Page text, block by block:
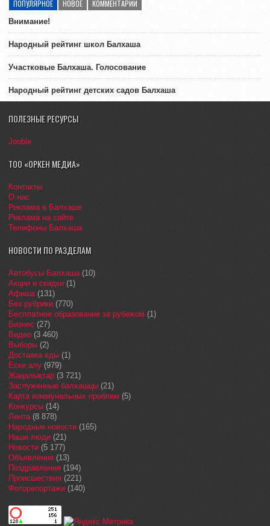
ПОПУЛЯРНОЕ НОВОЕ КОММЕНТАРИИ
Внимание!
Народный рейтинг школ Балхаша
Участковые Балхаша. Голосование
Народный рейтинг детских садов Балхаша
ПОЛЕЗНЫЕ РЕСУРСЫ
Jooble
ТОО «ОРКЕН МЕДИА»
Контакты
О нас
Реклама в Балхаше
Реклама на сайте
Телефоны Балхаша
НОВОСТИ ПО РАЗДЕЛАМ
Автобусы Балхаша (10)
Акции и скидки (1)
Афиша (131)
Без рубрики (770)
Бесплатное образование за рубежом (1)
Бизнес (27)
Видео (3 460)
Выборы (2)
Доставка еды (1)
Еске алу (979)
Жаңалықтар (3 721)
Заслуженные балхашцы (21)
Карта коммунальных проблем (5)
Конкурсы (14)
Лента (8 878)
Народные новости (165)
Наши люди (21)
Новости (5 177)
Объявления (13)
Поздравления (194)
Происшествия (221)
Фоторепортажи (140)